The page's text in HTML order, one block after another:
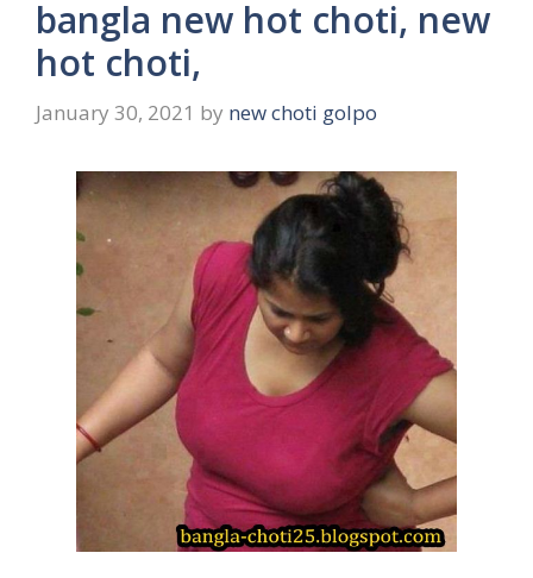
bangla new hot choti, new
hot choti,
January 30, 2021 by new choti golpo